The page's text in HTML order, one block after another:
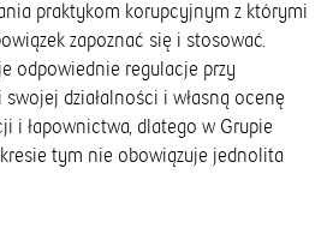
praktykom korupcyjnym z którymi
zapoznać się i stosować.
odpowiednie regulacje przy
działalności i własną ocenę
i łapownictwa, dlatego w Grupie
tym nie obowiązuje jednolita